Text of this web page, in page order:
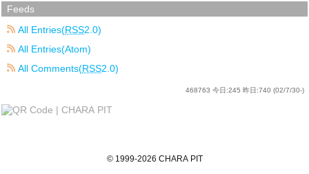
Feeds
All Entries(RSS2.0)
All Entries(Atom)
All Comments(RSS2.0)
468763 今日:245 昨日:740 (02/7/30-)
© 1999-2026 CHARA PIT